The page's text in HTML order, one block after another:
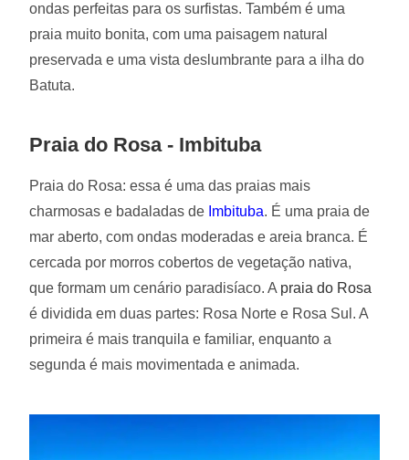
ondas perfeitas para os surfistas. Também é uma
praia muito bonita, com uma paisagem natural
preservada e uma vista deslumbrante para a ilha do
Batuta.
Praia do Rosa - Imbituba
Praia do Rosa: essa é uma das praias mais
charmosas e badaladas de Imbituba. É uma praia de
mar aberto, com ondas moderadas e areia branca. É
cercada por morros cobertos de vegetação nativa,
que formam um cenário paradisíaco. A praia do Rosa
é dividida em duas partes: Rosa Norte e Rosa Sul. A
primeira é mais tranquila e familiar, enquanto a
segunda é mais movimentada e animada.